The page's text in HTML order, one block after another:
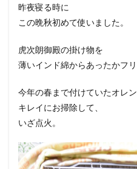
昨夜寝る時に
この晩秋初めて使いました。
虎次朗御殿の掛け物を
薄いインド綿からあったかフリ
今年の春まで付けていたオレ
キレイにお掃除して、
いざ点火。